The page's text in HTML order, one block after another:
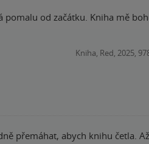
od začátku. Kniha mě
Kniha, Red, 2025,
přemáhat, abych knihu četla. Až